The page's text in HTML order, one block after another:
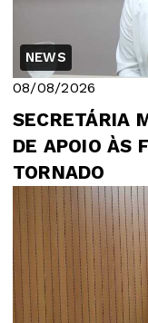
NEWS
08/08/2026
SECRETÁRIA
DE APOIO ÀS FAMÍLIAS AFETADAS PELO
TORNADO